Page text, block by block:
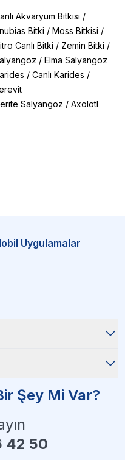
Akvaryum Bitkisi /
Bitki / Moss Bitkisi /
Canlı Bitki / Zemin Bitki /
/ Elma Salyangoz
/ Canlı Karides /
Salyangoz / Axolotl
Uygulamalar
Şey Mi Var?
42 50